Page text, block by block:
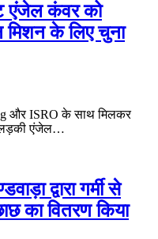
एंजेल कंवर को
के लिए चुना
और ISRO के साथ मिलकर
लड़की एंजेल…
द्वारा गर्मी से
का वितरण किया